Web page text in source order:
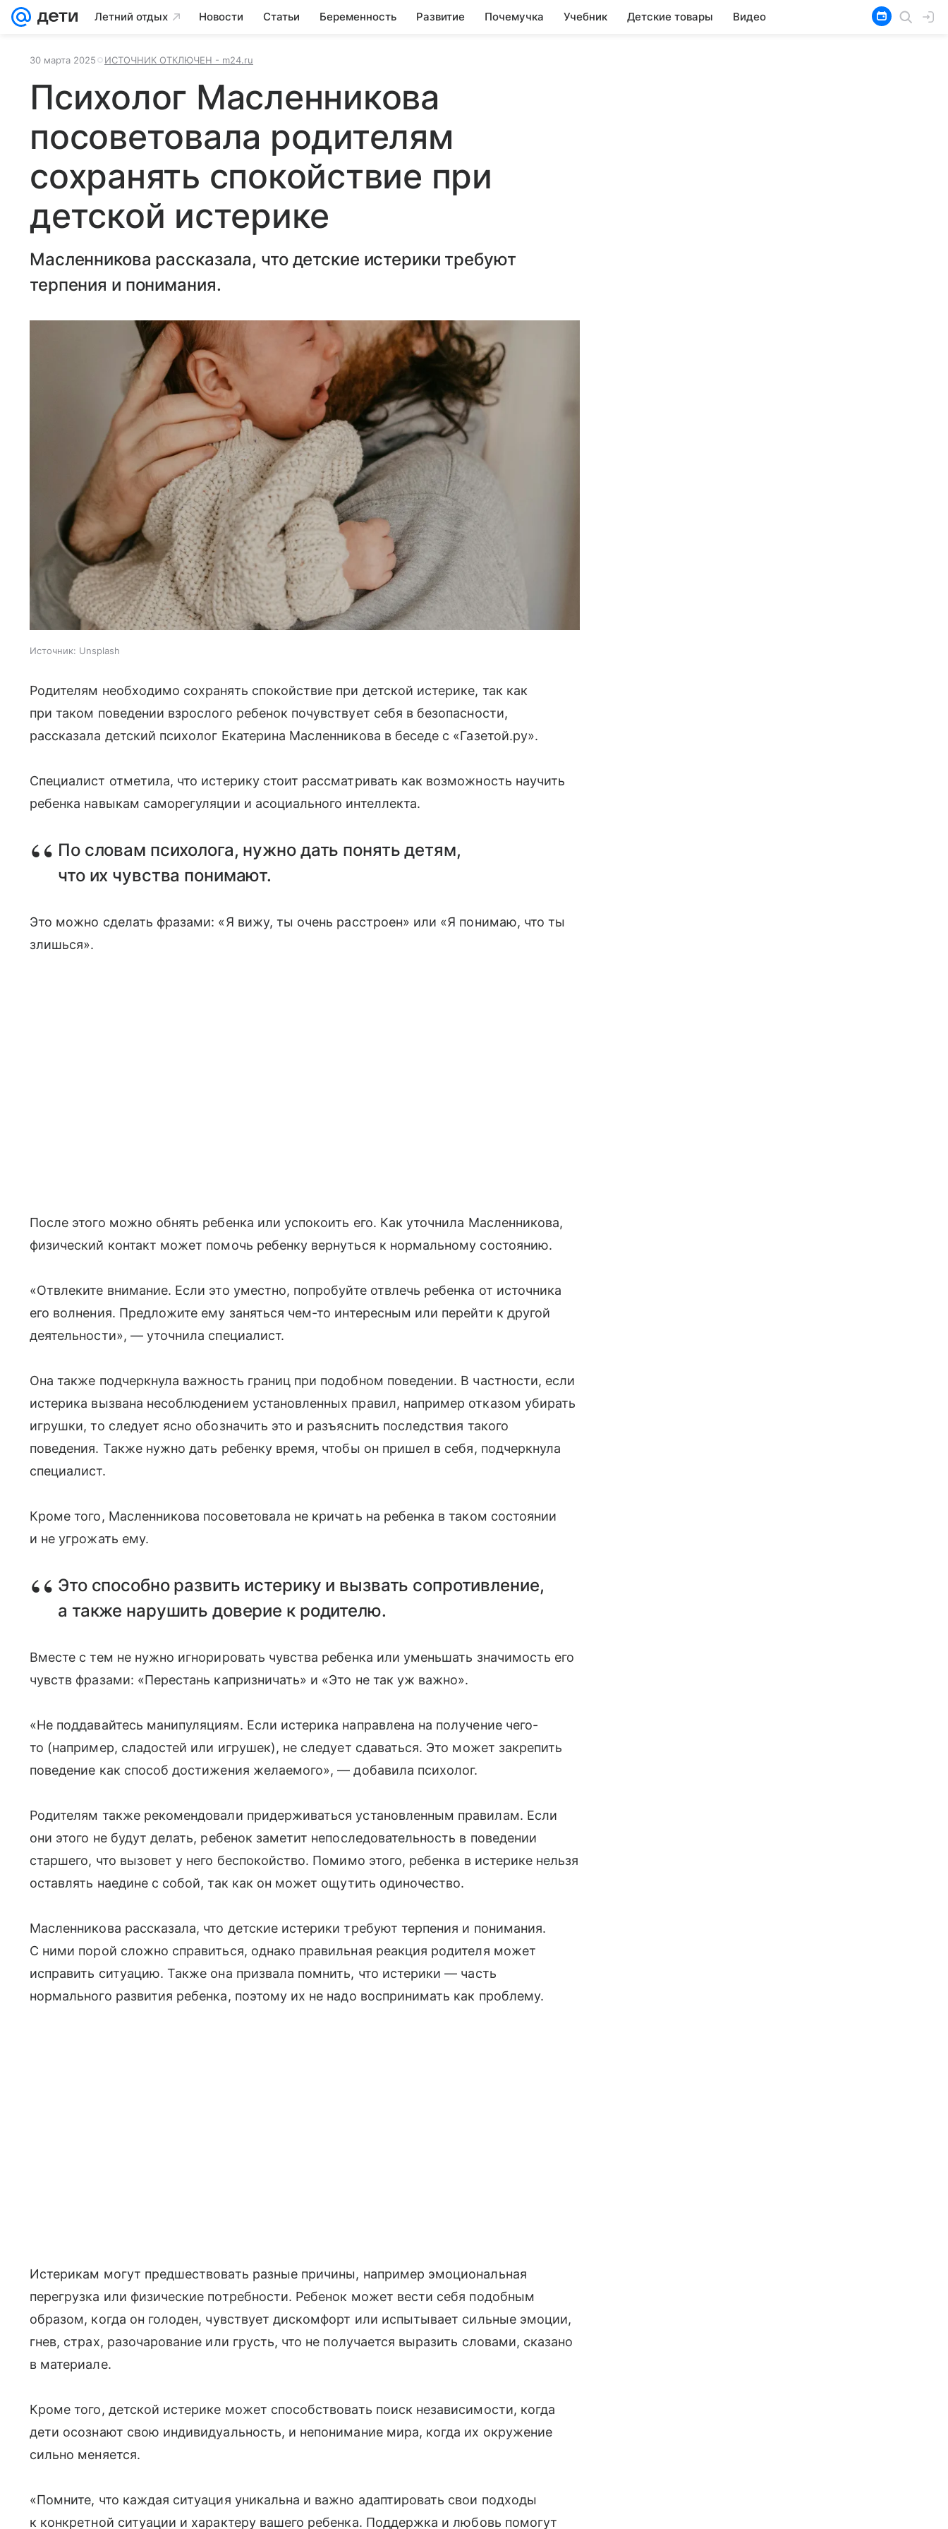
Летний отдых Новости Статьи Беременность Развитие Почемучка Учебник Детские товары Видео
30 марта 2025 ИСТОЧНИК ОТКЛЮЧЕН - m24.ru
Психолог Масленникова
посоветовала родителям
сохранять спокойствие при
детской истерике
Масленникова рассказала, что детские истерики требуют
терпения и понимания.
Источник: Unsplash
Родителям необходимо сохранять спокойствие при детской истерике, так как
при таком поведении взрослого ребенок почувствует себя в безопасности,
рассказала детский психолог Екатерина Масленникова в беседе с «Газетой.ру».
Специалист отметила, что истерику стоит рассматривать как возможность научить
ребенка навыкам саморегуляции и асоциального интеллекта.
По словам психолога, нужно дать понять детям,
что их чувства понимают.
Это можно сделать фразами: «Я вижу, ты очень расстроен» или «Я понимаю, что ты
злишься».
После этого можно обнять ребенка или успокоить его. Как уточнила Масленникова,
физический контакт может помочь ребенку вернуться к нормальному состоянию.
«Отвлеките внимание. Если это уместно, попробуйте отвлечь ребенка от источника
его волнения. Предложите ему заняться чем-то интересным или перейти к другой
деятельности», — уточнила специалист.
Она также подчеркнула важность границ при подобном поведении. В частности, если
истерика вызвана несоблюдением установленных правил, например отказом убирать
игрушки, то следует ясно обозначить это и разъяснить последствия такого
поведения. Также нужно дать ребенку время, чтобы он пришел в себя, подчеркнула
специалист.
Кроме того, Масленникова посоветовала не кричать на ребенка в таком состоянии
и не угрожать ему.
Это способно развить истерику и вызвать сопротивление,
а также нарушить доверие к родителю.
Вместе с тем не нужно игнорировать чувства ребенка или уменьшать значимость его
чувств фразами: «Перестань капризничать» и «Это не так уж важно».
«Не поддавайтесь манипуляциям. Если истерика направлена на получение чего-
то (например, сладостей или игрушек), не следует сдаваться. Это может закрепить
поведение как способ достижения желаемого», — добавила психолог.
Родителям также рекомендовали придерживаться установленным правилам. Если
они этого не будут делать, ребенок заметит непоследовательность в поведении
старшего, что вызовет у него беспокойство. Помимо этого, ребенка в истерике нельзя
оставлять наедине с собой, так как он может ощутить одиночество.
Масленникова рассказала, что детские истерики требуют терпения и понимания.
С ними порой сложно справиться, однако правильная реакция родителя может
исправить ситуацию. Также она призвала помнить, что истерики — часть
нормального развития ребенка, поэтому их не надо воспринимать как проблему.
Истерикам могут предшествовать разные причины, например эмоциональная
перегрузка или физические потребности. Ребенок может вести себя подобным
образом, когда он голоден, чувствует дискомфорт или испытывает сильные эмоции,
гнев, страх, разочарование или грусть, что не получается выразить словами, сказано
в материале.
Кроме того, детской истерике может способствовать поиск независимости, когда
дети осознают свою индивидуальность, и непонимание мира, когда их окружение
сильно меняется.
«Помните, что каждая ситуация уникальна и важно адаптировать свои подходы
к конкретной ситуации и характеру вашего ребенка. Поддержка и любовь помогут